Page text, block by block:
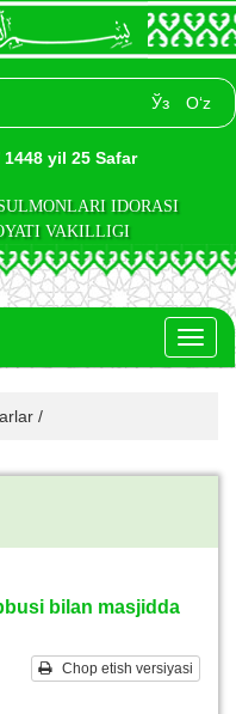
Ўз O‘z
yil 25 Safar
IDORASI
VAKILLIGI
/
bilan masjidda
Chop etish versiyasi